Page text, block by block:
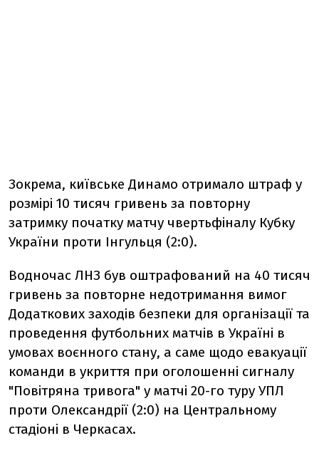
Зокрема, київське Динамо отримало штраф у
розмірі 10 тисяч гривень за повторну
затримку початку матчу чвертьфіналу Кубку
України проти Інгульця (2:0).
Водночас ЛНЗ був оштрафований на 40 тисяч
гривень за повторне недотримання вимог
Додаткових заходів безпеки для організації та
проведення футбольних матчів в Україні в
умовах воєнного стану, а саме щодо евакуації
команди в укриття при оголошенні сигналу
"Повітряна тривога" у матчі 20-го туру УПЛ
проти Олександрії (2:0) на Центральному
стадіоні в Черкасах.